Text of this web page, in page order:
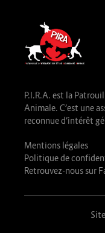
P.I.R.A. est la
Animale. C’est une
reconnue d’intérêt
Mentions légales
Politique de
Retrouvez-nous sur